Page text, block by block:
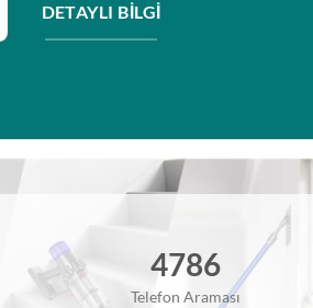
DETAYLI BILGI
4786
Telefon Araması